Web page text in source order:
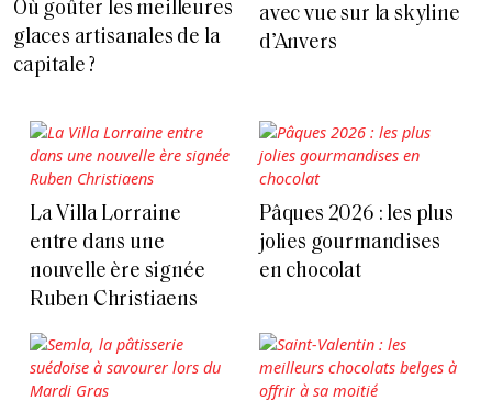
Où goûter les meilleures
glaces artisanales de la
capitale ?
avec vue sur la skyline
d’Anvers
La Villa Lorraine
entre dans une
nouvelle ère signée
Ruben Christiaens
Pâques 2026 : les plus
jolies gourmandises
en chocolat